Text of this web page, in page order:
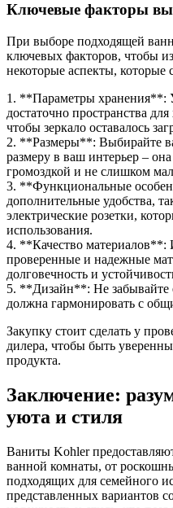
Ключевые факторы
При выборе подходящей
ключевых факторов, чтобы
некоторые аспекты, которые
1. **Параметры хранения**:
достаточно пространства
чтобы зеркало оставалось
2. **Размеры**: Выбирайте
размеру в ваш интерьер –
громоздкой и не слишком
3. **Функциональные
дополнительные удобства,
электрические розетки,
использования.
4. **Качество материалов**:
проверенные и надежные
долговечность и
5. **Дизайн**: Не забывайте
должна гармонировать с
Закупку стоит сделать у
дилера, чтобы быть
продукта.
Заключение:
уюта и стиля
Ваниты Kohler
ванной комнаты, от
подходящих для семейного
представленных вариантов